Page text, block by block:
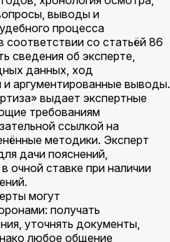
выводы и
процесса
соответствии со статьёй 86
сведения об эксперте,
данных, ход
и аргументированные выводы.
выдает экспертные
требованиям
ссылкой на
методики. Эксперт
дачи пояснений,
очной ставке при наличии
могут
получать
уточнять документы,
любое общение